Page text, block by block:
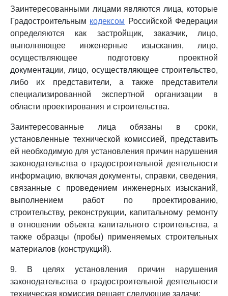
Заинтересованными лицами являются лица, которые
Градостроительным кодексом Российской Федерации
определяются как застройщик, заказчик, лицо,
выполняющее инженерные изыскания, лицо,
осуществляющее подготовку проектной
документации, лицо, осуществляющее строительство,
либо их представители, а также представители
специализированной экспертной организации в
области проектирования и строительства.
Заинтересованные лица обязаны в сроки,
установленные технической комиссией, представить
ей необходимую для установления причин нарушения
законодательства о градостроительной деятельности
информацию, включая документы, справки, сведения,
связанные с проведением инженерных изысканий,
выполнением работ по проектированию,
строительству, реконструкции, капитальному ремонту
в отношении объекта капитального строительства, а
также образцы (пробы) применяемых строительных
материалов (конструкций).
9. В целях установления причин нарушения
законодательства о градостроительной деятельности
техническая комиссия решает следующие задачи: